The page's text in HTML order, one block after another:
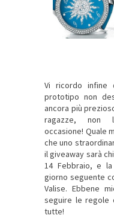
Vi ricordo
prototipo non
ancora più
ragazze, non
occasione! Quale
che uno
il giveaway sarà
14 Febbraio, e
giorno seguente
Valise. Ebbene
seguire le regole
tutte!